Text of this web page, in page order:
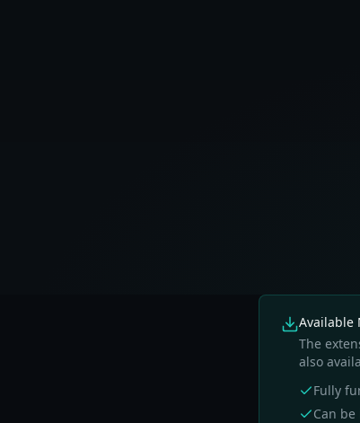
Available
The
also
Fully
Can